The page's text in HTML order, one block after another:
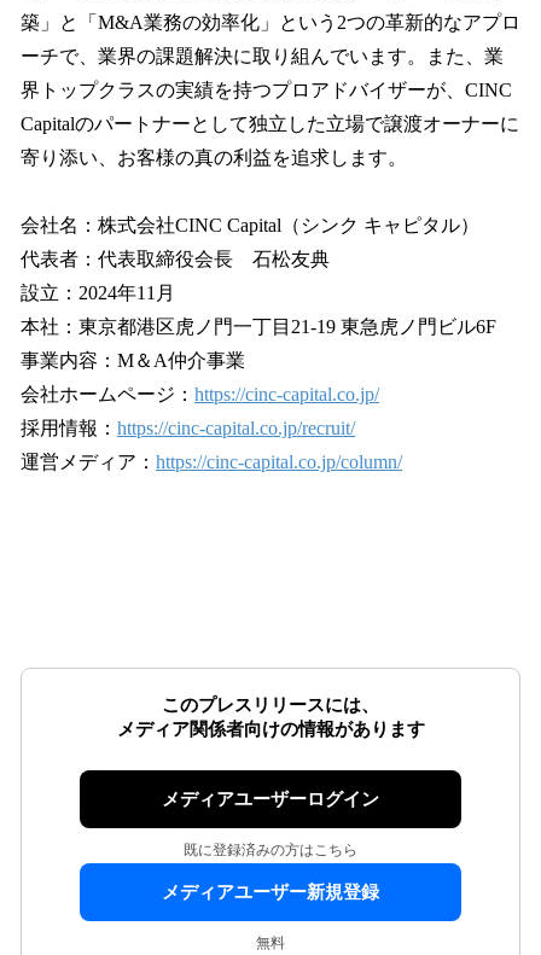
築」と「M&A業務の効率化」という2つの革新的なアプロ
ーチで、業界の課題解決に取り組んでいます。また、業
界トップクラスの実績を持つプロアドバイザーが、CINC
Capitalのパートナーとして独立した立場で譲渡オーナーに
寄り添い、お客様の真の利益を追求します。
会社名：株式会社CINC Capital（シンク キャピタル）
代表者：代表取締役会長 石松友典
設立：2024年11月
本社：東京都港区虎ノ門一丁目21-19 東急虎ノ門ビル6F
事業内容：M＆A仲介事業
会社ホームページ： https://cinc-capital.co.jp/
採用情報： https://cinc-capital.co.jp/recruit/
運営メディア： https://cinc-capital.co.jp/column/
このプレスリリースには、
メディア関係者向けの情報があります
メディアユーザーログイン
既に登録済みの方はこちら
メディアユーザー新規登録
無料